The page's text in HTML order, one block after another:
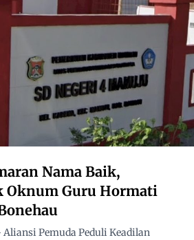
Nama Baik,
Oknum Guru Hormati
Pemuda Peduli Keadilan